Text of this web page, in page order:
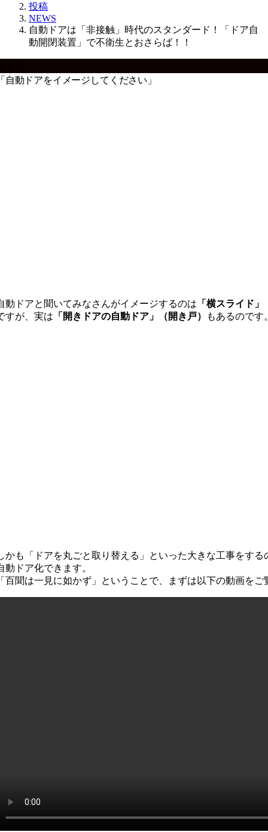
投稿
NEWS
自動ドアは「非接触」時代のスタンダード！「ドア自
動開閉装置」で不衛生とおさらば！！
自動ドアをイメージしてください」
動ドアと聞いてみなさんがイメージするのは 「横スライド
すが、実は 「開きドアの自動ドア」（開き戸） もあるのです
かも「ドアを丸ごと取り替える」といった大きな工事をす
動ドア化できます。
百聞は一見に如かず」ということで、まずは以下の動画をご